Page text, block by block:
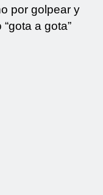
por golpear y
a gota”